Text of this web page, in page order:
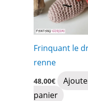
Frinquant le
renne
48,00€
panier